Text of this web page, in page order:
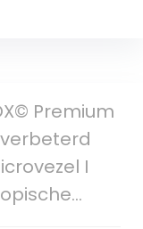
Premium
I